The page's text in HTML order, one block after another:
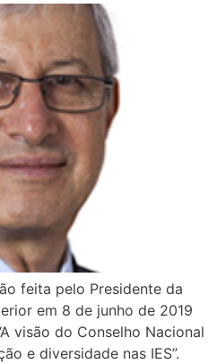
feita pelo Presidente da
em 8 de junho de 2019
visão do Conselho Nacional
e diversidade nas IES”.